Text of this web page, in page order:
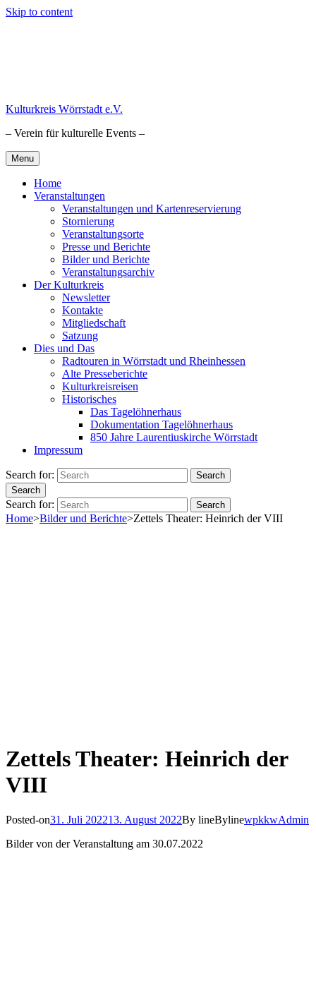
Skip to content
Kulturkreis Wörrstadt e.V.
– Verein für kulturelle Events –
Menu
Home
Veranstaltungen
Veranstaltungen und Kartenreservierung
Stornierung
Veranstaltungsorte
Presse und Berichte
Bilder und Berichte
Veranstaltungsarchiv
Der Kulturkreis
Newsletter
Kontakte
Mitgliedschaft
Satzung
Dies und Das
Radtouren in Wörrstadt und Rheinhessen
Alte Presseberichte
Kulturkreisreisen
Historisches
Das Tagelöhnerhaus
Dokumentation Tagelöhnerhaus
850 Jahre Laurentiuskirche Wörrstadt
Impressum
Search for:
Search
Search
Search for: Search
Home>Bilder und Berichte>Zettels Theater: Heinrich der VIII
Zettels Theater: Heinrich der
VIII
Posted-on31. Juli 202213. August 2022By lineBylinewpkkwAdmin
Bilder von der Veranstaltung am 30.07.2022